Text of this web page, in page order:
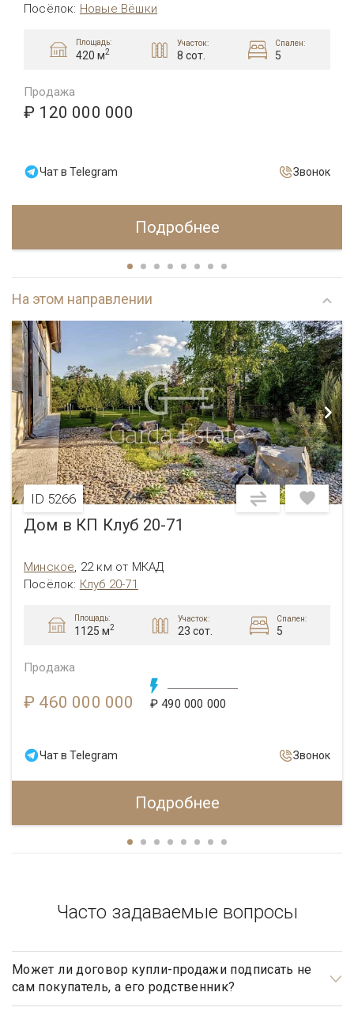
Посёлок: Новые Вёшки
Площадь:
420 м2
Участок:
8 сот.
Спален:
5
Продажа
₽ 120 000 000
Чат в Telegram Звонок
Подробнее
На этом направлении
ID 5266
Дом в КП Клуб 20-71
Минское, 22 км от МКАД
Посёлок: Клуб 20-71
Площадь:
1125 м2
Участок:
23 сот.
Спален:
5
Продажа
₽ 460 000 000 ₽ 490 000 000
Чат в Telegram Звонок
Подробнее
Часто задаваемые вопросы
Может ли договор купли-продажи подписать не
сам покупатель, а его родственник?
Может, но для этого необходимо иметь действующую